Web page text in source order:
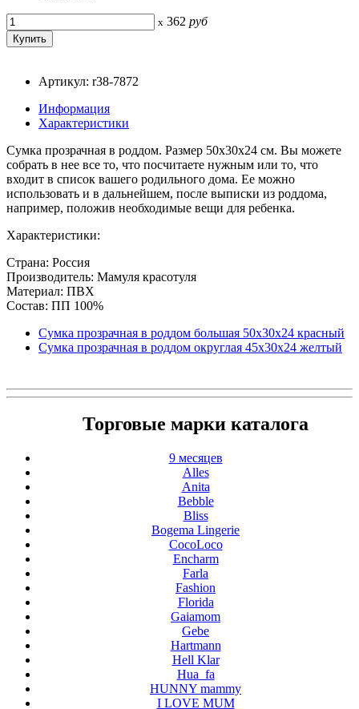
x 362 руб
Артикул: r38-7872
Информация
Характеристики
Сумка прозрачная в роддом. Размер 50х30х24 см. Вы можете
собрать в нее все то, что посчитаете нужным или то, что
входит в список вашего родильного дома. Ее можно
использовать и в дальнейшем, после выписки из роддома,
например, положив необходимые вещи для ребенка.
Характеристики:
Страна: Россия
Производитель: Мамуля красотуля
Материал: ПВХ
Состав: ПП 100%
Сумка прозрачная в роддом большая 50х30х24 красный
Сумка прозрачная в роддом округлая 45х30х24 желтый
Торговые марки каталога
9 месяцев
Alles
Anita
Bebble
Bliss
Bogema Lingerie
CocoLoco
Encharm
Farla
Fashion
Florida
Gaiamom
Gebe
Hartmann
Hell Klar
Hua_fa
HUNNY mammy
I LOVE MUM